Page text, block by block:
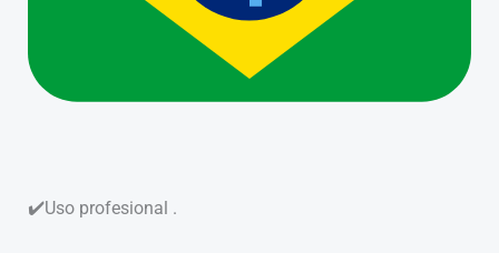
✔️Uso profesional .